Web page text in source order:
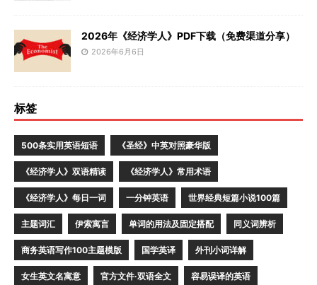
2026年《经济学人》PDF下载（免费渠道分享）
2026年6月6日
标签
500条实用英语短语 《圣经》中英对照豪华版
《经济学人》双语精读 《经济学人》常用术语
《经济学人》每日一词 一分钟英语 世界经典短篇小说100篇
主题词汇 伊索寓言 单词的用法及固定搭配 同义词辨析
商务英语写作100主题模版 国学英译 外刊小词详解
女生英文名寓意 官方文件·双语全文 容易误译的英语